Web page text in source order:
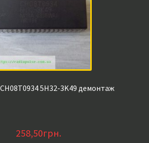
5H32-3K49 демонтаж
258,50грн.